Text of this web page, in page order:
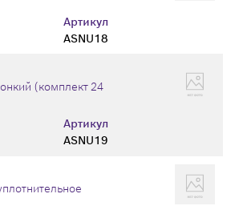
Артикул
ASNU18
Артикул
ASNU19
(комплект 24